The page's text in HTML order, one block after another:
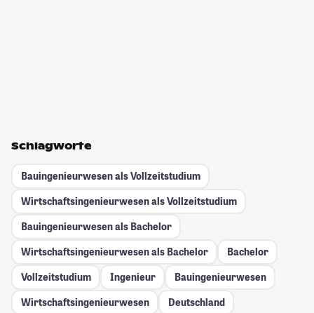
Schlagworte
Bauingenieurwesen als Vollzeitstudium
Wirtschaftsingenieurwesen als Vollzeitstudium
Bauingenieurwesen als Bachelor
Wirtschaftsingenieurwesen als Bachelor
Bachelor
Vollzeitstudium
Ingenieur
Bauingenieurwesen
Wirtschaftsingenieurwesen
Deutschland